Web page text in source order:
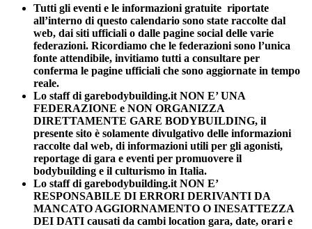
Tutti gli eventi e le informazioni gratuite riportate
all’interno di questo calendario sono state raccolte dal
web, dai siti ufficiali o dalle pagine social delle varie
federazioni. Ricordiamo che le federazioni sono l’unica
fonte attendibile, invitiamo tutti a consultare per
conferma le pagine ufficiali che sono aggiornate in tempo
reale.
Lo staff di garebodybuilding.it NON E’ UNA
FEDERAZIONE e NON ORGANIZZA
DIRETTAMENTE GARE BODYBUILDING, il
presente sito è solamente divulgativo delle informazioni
raccolte dal web, di informazioni utili per gli agonisti,
reportage di gara e eventi per promuovere il
bodybuilding e il culturismo in Italia.
Lo staff di garebodybuilding.it NON E’
RESPONSABILE DI ERRORI DERIVANTI DA
MANCATO AGGIORNAMENTO O INESATTEZZA
DEI DATI causati da cambi location gara, date, orari e